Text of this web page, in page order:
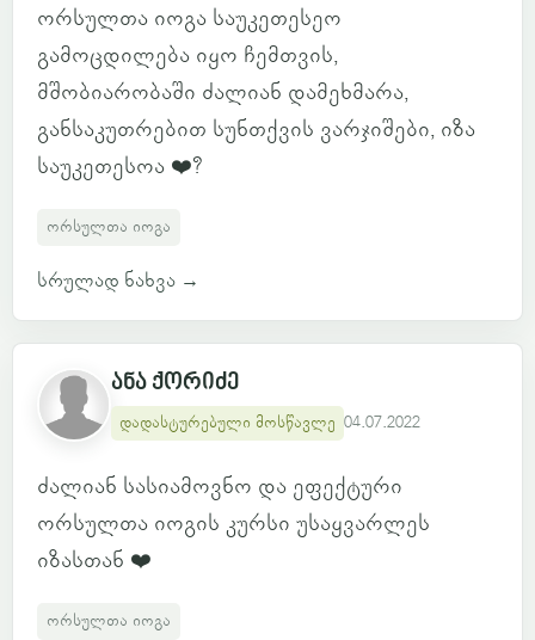
ორსულთა იოგა საუკეთესეო
გამოცდილება იყო ჩემთვის,
მშობიარობაში ძალიან დამეხმარა,
განსაკუთრებით სუნთქვის ვარჯიშები, იზა
საუკეთესოა ❤️?
ორსულთა იოგა
სრულად ნახვა →
ანა ქორიძე
დადასტურებული მოსწავლე 04.07.2022
ძალიან სასიამოვნო და ეფექტური
ორსულთა იოგის კურსი უსაყვარლეს
იზასთან ❤️
ორსულთა იოგა